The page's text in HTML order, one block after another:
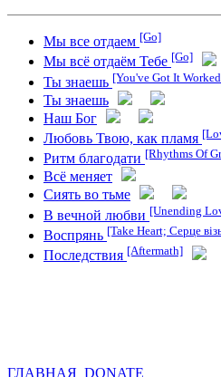
Мы все отдаем [Go]
Мы всё отдаём Тебе [Go]
Ты знаешь [You've Got It
Ты знаешь
Наш Бог
Любовь Твою, как пламя
Ритм благодати [Rhythms Of
Всё меняет
Сиять во тьме
В вечной любви [Unending
Воспрянь [Take Heart; Серце
Последствия [Aftermath]
ГЛАВНАЯ DONATE